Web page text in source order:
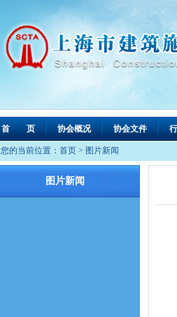
首 页 协会概况 协会文件
您的当前位置： 首页 > 图片新闻
图片新闻